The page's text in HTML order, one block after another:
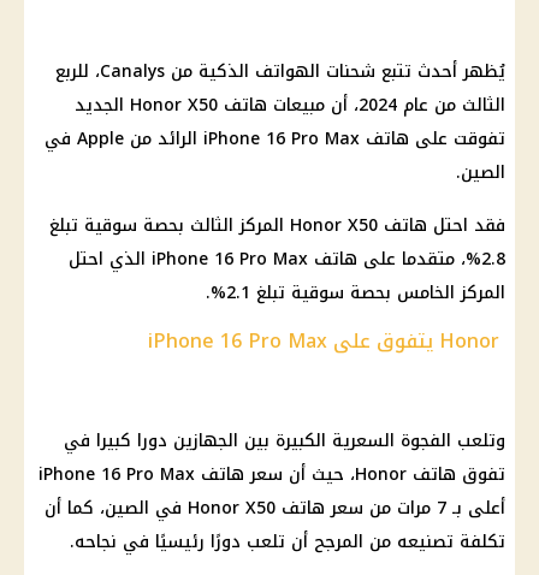
يُظهر أحدث تتبع شحنات الهواتف الذكية من Canalys، للربع
الثالث من عام 2024، أن مبيعات هاتف Honor X50 الجديد
تفوقت على هاتف iPhone 16 Pro Max الرائد من Apple في
الصين.
فقد احتل هاتف Honor X50 المركز الثالث بحصة سوقية تبلغ
2.8%، متقدما على هاتف iPhone 16 Pro Max الذي احتل
المركز الخامس بحصة سوقية تبلغ 2.1%.
وتلعب الفجوة السعرية الكبيرة بين الجهازين دورا كبيرا في
تفوق هاتف Honor، حيث أن سعر هاتف iPhone 16 Pro Max
أعلى بـ 7 مرات من سعر هاتف Honor X50 في الصين، كما أن
تكلفة تصنيعه من المرجح أن تلعب دورًا رئيسيًا في نجاحه.